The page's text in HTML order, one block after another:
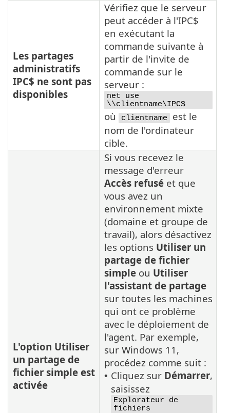
Les partages
administratifs
IPC$ ne sont pas
disponibles
Vérifiez que le serveur
peut accéder à l'IPC$
en exécutant la
commande suivante à
partir de l'invite de
commande sur le
serveur :
net use
\\clientname\IPC$
où clientname
est le
nom de l'ordinateur
cible.
L'option Utiliser
un partage de
fichier simple est
activée
Si vous recevez le
message d'erreur
Accès refusé et que
vous avez un
environnement mixte
(domaine et groupe de
travail), alors désactivez
les options Utiliser un
partage de fichier
simple ou Utiliser
l'assistant de partage
sur toutes les machines
qui ont ce problème
avec le déploiement de
l'agent. Par exemple,
sur Windows 11,
procédez comme suit :
• Cliquez sur Démarrer,
saisissez
Explorateur de
fichiers